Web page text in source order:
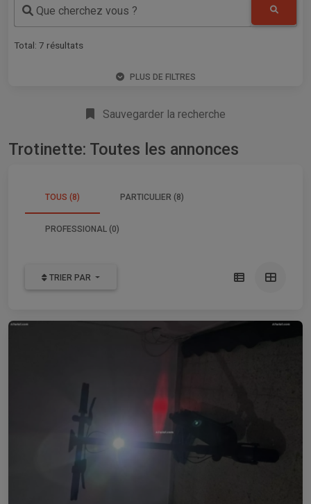
Que cherchez vous ?
Total: 7 résultats
PLUS DE FILTRES
Sauvegarder la recherche
Trotinette: Toutes les annonces
TOUS (8) PARTICULIER (8)
PROFESSIONAL (0)
TRIER PAR